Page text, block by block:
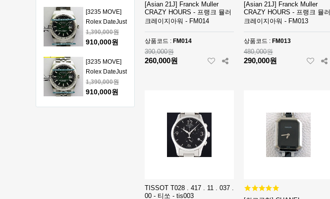
1:1 Best
Edition - 오데
마피게 로얄오
크 베스트 에디
[3235 MOVE]
Rolex DateJust
41mm 126334
904L SS ERF
- 롤렉스 데이져
스트 오토매틱
베스트에디션
1,390,000원
910,000원
[3235 MOVE]
Rolex DateJust
41mm 126334
904L SS ERF
1,390,000원
910,000원
[Asian 21J] Franck Muller
CRAZY HOURS - 프랭크 뮬러
크레이지아워 - FM014
상품코드 : FM014
390,000원
260,000원
[Asian 21J] Franck Muller
CRAZY HOURS - 프랭크 뮬러
크레이지아워 - FM013
상품코드 : FM013
480,000원
290,000원
TISSOT T028 . 417 . 11 . 037 .
00 - 티쏘 - tis003